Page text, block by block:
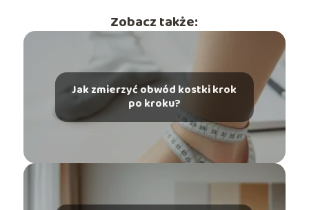
Zobacz także:
Jak zmierzyć obwód kostki krok
po kroku?